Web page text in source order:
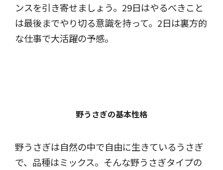
ンスを引き寄せましょう。29日はやるべきこと
は最後までやり切る意識を持って。2日は裏方的
な仕事で大活躍の予感。
野うさぎの基本性格
野うさぎは自然の中で自由に生きているうさぎ
で、品種はミックス。そんな野うさぎタイプの